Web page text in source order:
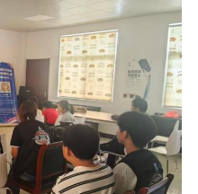
教育
全民国防教育
护利
版
读
出版监管